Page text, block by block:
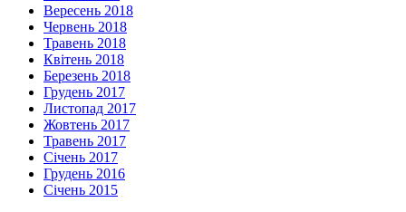
Вересень 2018
Червень 2018
Травень 2018
Квітень 2018
Березень 2018
Грудень 2017
Листопад 2017
Жовтень 2017
Травень 2017
Січень 2017
Грудень 2016
Січень 2015